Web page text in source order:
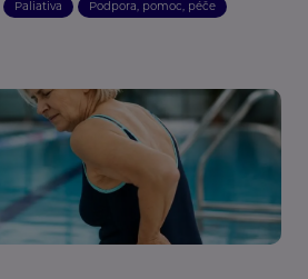
Paliativa Podpora, pomoc, péče